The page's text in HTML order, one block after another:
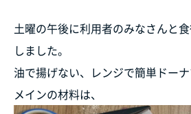
土曜の午後に利用者のみなさんと
しました。
油で揚げない、レンジで簡単ドーナ
メインの材料は、